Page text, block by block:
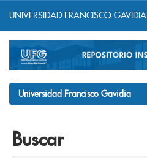
navigation
UNIVERSIDAD FRANCISCO GAVIDIA
Universidad Francisco Gavidia
Buscar